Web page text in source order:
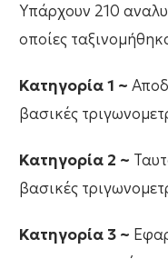
Υπάρχουν 210
οποίες
Κατηγορία 1 ~
βασικές
Κατηγορία 2 ~
βασικές
Κατηγορία 3 ~